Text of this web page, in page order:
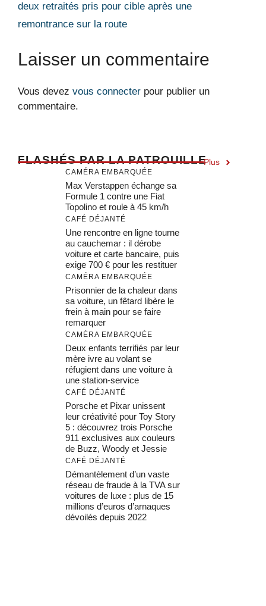
deux retraités pris pour cible après une
remontrance sur la route
Laisser un commentaire
Vous devez vous connecter pour publier un
commentaire.
FLASHÉS PAR LA PATROUILLEPlus
CAMÉRA EMBARQUÉE
Max Verstappen échange sa
Formule 1 contre une Fiat
Topolino et roule à 45 km/h
CAFÉ DÉJANTÉ
Une rencontre en ligne tourne
au cauchemar : il dérobe
voiture et carte bancaire, puis
exige 700 € pour les restituer
CAMÉRA EMBARQUÉE
Prisonnier de la chaleur dans
sa voiture, un fêtard libère le
frein à main pour se faire
remarquer
CAMÉRA EMBARQUÉE
Deux enfants terrifiés par leur
mère ivre au volant se
réfugient dans une voiture à
une station-service
CAFÉ DÉJANTÉ
Porsche et Pixar unissent
leur créativité pour Toy Story
5 : découvrez trois Porsche
911 exclusives aux couleurs
de Buzz, Woody et Jessie
CAFÉ DÉJANTÉ
Démantèlement d’un vaste
réseau de fraude à la TVA sur
voitures de luxe : plus de 15
millions d’euros d’arnaques
dévoilés depuis 2022